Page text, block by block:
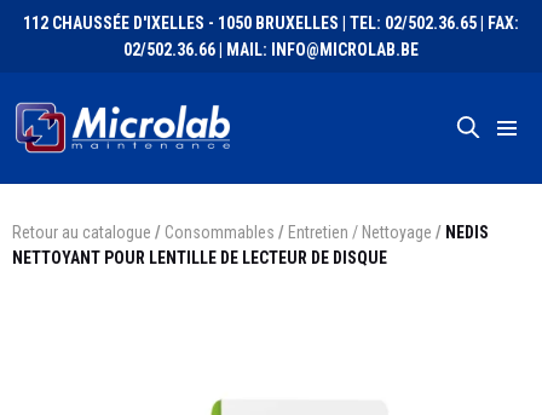
112 CHAUSSÉE D'IXELLES - 1050 BRUXELLES | TEL: 02/502.36.65 | FAX:
02/502.36.66 | MAIL: INFO@MICROLAB.BE
Retour au catalogue / Consommables / Entretien / Nettoyage / NEDIS
NETTOYANT POUR LENTILLE DE LECTEUR DE DISQUE